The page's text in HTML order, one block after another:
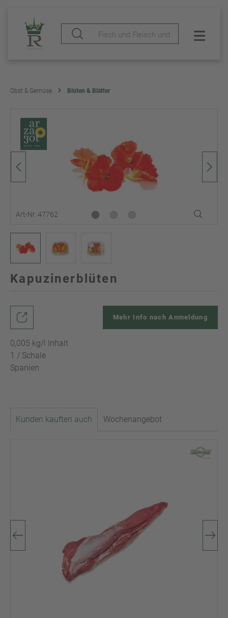
Obst & Gemüse Blüten & Blätter
Art-Nr. 47762
Kapuzinerblüten
0,005 kg/l Inhalt
1 / Schale
Spanien
Mehr Info nach Anmeldung
Kunden kauften auch Wochenangebot